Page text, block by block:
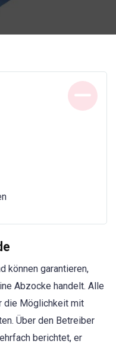
können garantieren,
Abzocke handelt. Alle
die Möglichkeit mit
Über den Betreiber
berichtet, er